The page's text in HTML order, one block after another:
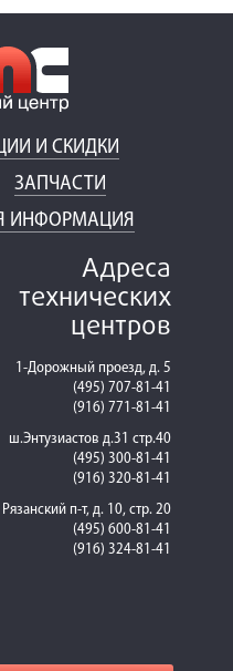
И СКИДКИ
ЗАПЧАСТИ
ИНФОРМАЦИЯ
Адреса
технических
центров
1-Дорожный проезд, д. 5
(495) 707-81-41
(916) 771-81-41
ш.Энтузиастов д.31 стр.40
(495) 300-81-41
(916) 320-81-41
Рязанский п-т, д. 10, стр. 20
(495) 600-81-41
(916) 324-81-41